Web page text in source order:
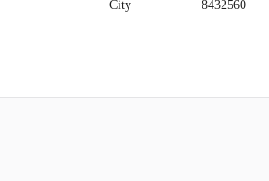
City
8432560